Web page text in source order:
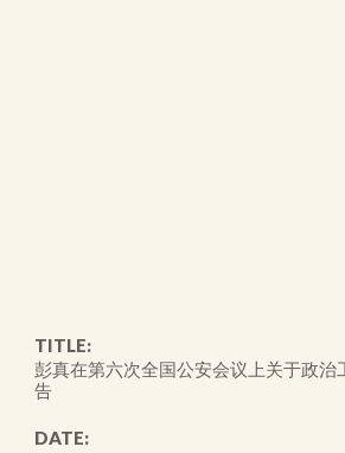
TITLE:
彭真在第六次全国公安会议上关于政治
告
DATE: